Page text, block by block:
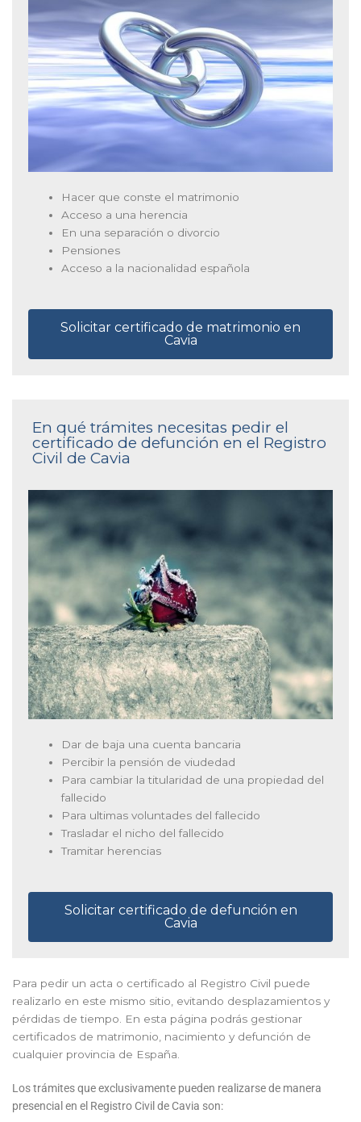
Hacer que conste el matrimonio
Acceso a una herencia
En una separación o divorcio
Pensiones
Acceso a la nacionalidad española
Solicitar certificado de matrimonio en
Cavia
En qué trámites necesitas pedir el
certificado de defunción en el Registro
Civil de Cavia
Dar de baja una cuenta bancaria
Percibir la pensión de viudedad
Para cambiar la titularidad de una propiedad del
fallecido
Para ultimas voluntades del fallecido
Trasladar el nicho del fallecido
Tramitar herencias
Solicitar certificado de defunción en
Cavia
Para pedir un acta o certificado al Registro Civil puede
realizarlo en este mismo sitio, evitando desplazamientos y
pérdidas de tiempo. En esta página podrás gestionar
certificados de matrimonio, nacimiento y defunción de
cualquier provincia de España.
Los trámites que exclusivamente pueden realizarse de manera
presencial en el Registro Civil de Cavia son: